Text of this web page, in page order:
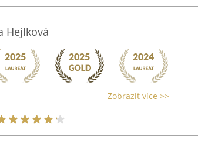
Hejlková
Zobrazit více >>